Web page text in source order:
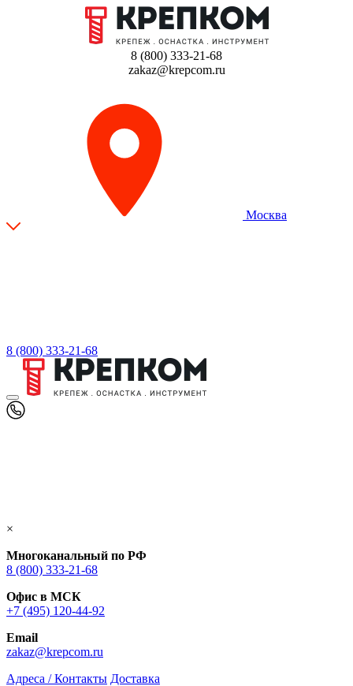
8 (800) 333-21-68
zakaz@krepcom.ru
Москва
8 (800) 333-21-68
×
Многоканальный по РФ
8 (800) 333‑21-68
Офис в МСК
+7 (495) 120-44-92
Email
zakaz@krepcom.ru
Адреса / Контакты Доставка